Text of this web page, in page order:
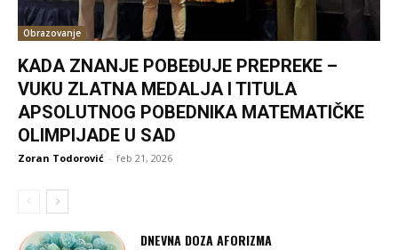
Obrazovanje
KADA ZNANJE POBEĐUJE PREPREKE –
VUKU ZLATNA MEDALJA I TITULA
APSOLUTNOG POBEDNIKA MATEMATIČKE
OLIMPIJADE U SAD
Zoran Todorović - feb 21, 2026
DNEVNA DOZA AFORIZMA